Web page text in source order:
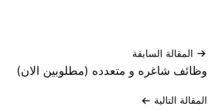
تصفّح
المقالات
المقالة السابقة
وظائف شاغره و متعدده (مطلوبين الان)
المقالة التالية